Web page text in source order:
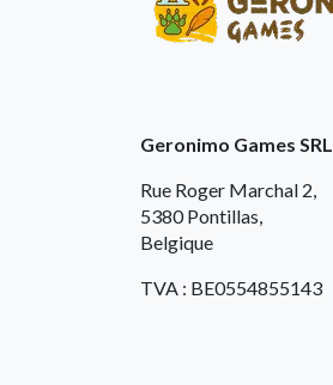
Geronimo Games SRL
Rue Roger Marchal 2,
5380 Pontillas,
Belgique
TVA : BE0554855143